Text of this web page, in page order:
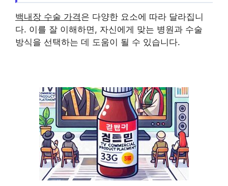
백내장 수술 가격은 다양한 요소에 따라 달라집니
다. 이를 잘 이해하면, 자신에게 맞는 병원과 수술
방식을 선택하는 데 도움이 될 수 있습니다.